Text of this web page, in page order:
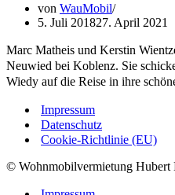
von WauMobil
5. Juli 201827. April 2021
Marc Matheis und Kerstin
Neuwied bei Koblenz. Sie
Wiedy auf die Reise in ihre
Impressum
Datenschutz
Cookie-Richtlinie (EU)
© Wohnmobilvermietung Hubert